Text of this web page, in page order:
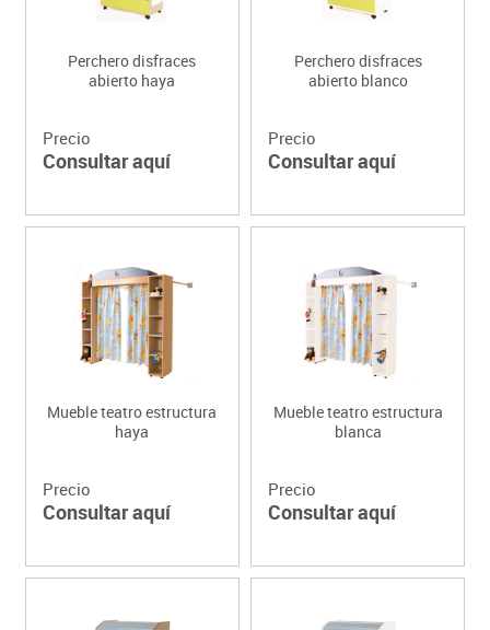
Perchero disfraces
abierto haya
Precio
Consultar aquí
Perchero disfraces
abierto blanco
Precio
Consultar aquí
Mueble teatro estructura
haya
Precio
Consultar aquí
Mueble teatro estructura
blanca
Precio
Consultar aquí